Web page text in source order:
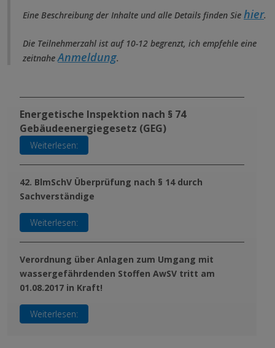
Eine Beschreibung der Inhalte und alle Details finden Sie hier.
Die Teilnehmerzahl ist auf 10-12 begrenzt, ich empfehle eine
zeitnaheAnmeldung.
Energetische Inspektion nach § 74
Gebäudeenergiegesetz (GEG)
Weiterlesen:
42. BlmSchV Überprüfung nach § 14 durch
Sachverständige
Weiterlesen:
Verordnung über Anlagen zum Umgang mit
wassergefährdenden Stoffen AwSV tritt am
01.08.2017 in Kraft!
Weiterlesen: